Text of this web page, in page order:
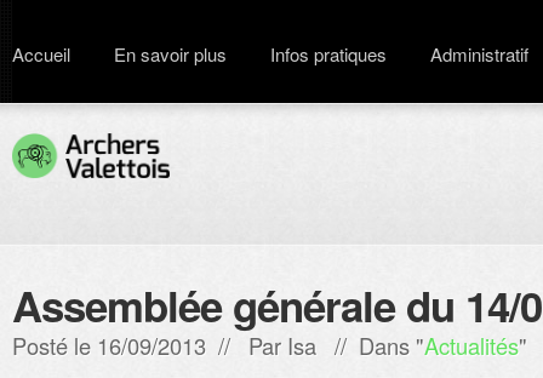
Accueil En savoir plus Infos pratiques Administratif
Assemblée générale du 14/
Posté le 16/09/2013 // Par Isa // Dans "Actualités"